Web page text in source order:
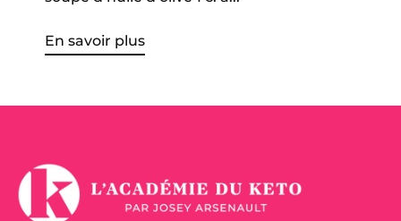
En savoir plus